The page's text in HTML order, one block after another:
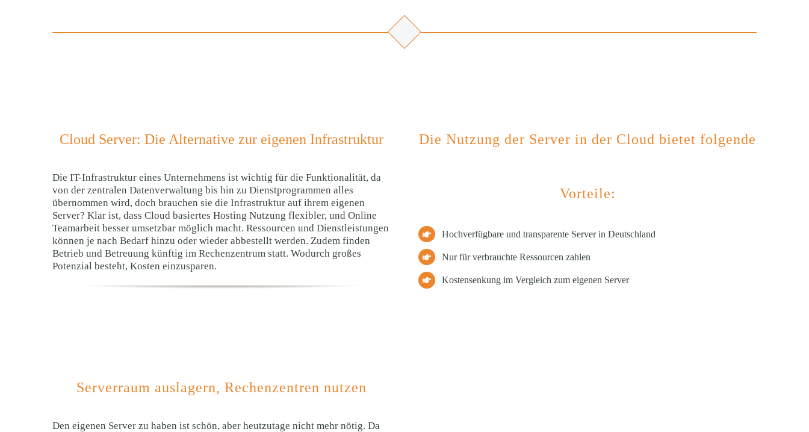
Cloud Server: Die Alternative zur eigenen Infrastruktur
Die IT-Infrastruktur eines Unternehmens ist wichtig für die Funktionalität, da
von der zentralen Datenverwaltung bis hin zu Dienstprogrammen alles
übernommen wird, doch brauchen sie die Infrastruktur auf ihrem eigenen
Server? Klar ist, dass Cloud basiertes Hosting Nutzung flexibler, und Online
Teamarbeit besser umsetzbar möglich macht. Ressourcen und Dienstleistungen
können je nach Bedarf hinzu oder wieder abbestellt werden. Zudem finden
Betrieb und Betreuung künftig im Rechenzentrum statt. Wodurch großes
Potenzial besteht, Kosten einzusparen.
Die Nutzung der Server in der Cloud bietet folgende
Vorteile:
Hochverfügbare und transparente Server in Deutschland
Nur für verbrauchte Ressourcen zahlen
Kostensenkung im Vergleich zum eigenen Server
Serverraum auslagern, Rechenzentren nutzen
Den eigenen Server zu haben ist schön, aber heutzutage nicht mehr nötig. Da